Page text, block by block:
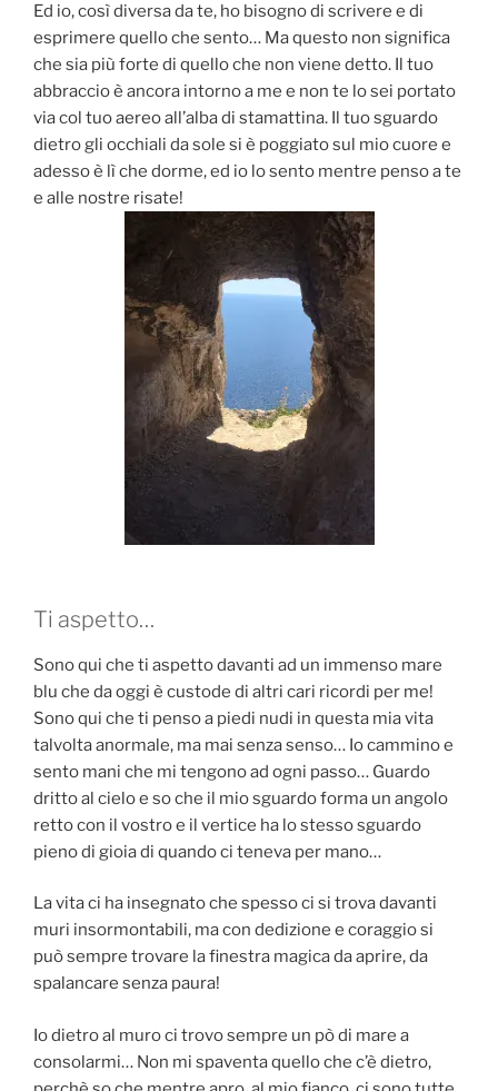
Ed io, così diversa da te, ho bisogno di scrivere e di
esprimere quello che sento… Ma questo non significa
che sia più forte di quello che non viene detto. Il tuo
abbraccio è ancora intorno a me e non te lo sei portato
via col tuo aereo all’alba di stamattina. Il tuo sguardo
dietro gli occhiali da sole si è poggiato sul mio cuore e
adesso è lì che dorme, ed io lo sento mentre penso a te
e alle nostre risate!
Ti aspetto…
Sono qui che ti aspetto davanti ad un immenso mare
blu che da oggi è custode di altri cari ricordi per me!
Sono qui che ti penso a piedi nudi in questa mia vita
talvolta anormale, ma mai senza senso… Io cammino e
sento mani che mi tengono ad ogni passo… Guardo
dritto al cielo e so che il mio sguardo forma un angolo
retto con il vostro e il vertice ha lo stesso sguardo
pieno di gioia di quando ci teneva per mano…
La vita ci ha insegnato che spesso ci si trova davanti
muri insormontabili, ma con dedizione e coraggio si
può sempre trovare la finestra magica da aprire, da
spalancare senza paura!
Io dietro al muro ci trovo sempre un pò di mare a
consolarmi… Non mi spaventa quello che c’è dietro,